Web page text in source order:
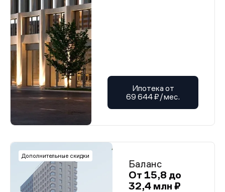
Ипотека от
69 644 ₽/мес.
Дополнительные скидки
Баланс
От 15,8 до
32,4 млн ₽